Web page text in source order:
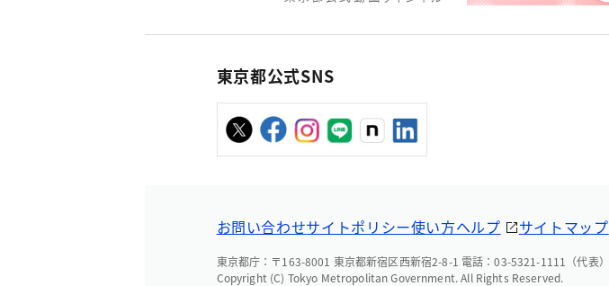
東京都公式SNS
お問い合わせサイトポリシー使い方ヘルプ サイトマップ
東京都庁：〒163-8001 東京都新宿区西新宿2-8-1 電話：03-5321-1111（代表）
Copyright (C) Tokyo Metropolitan Government. All Rights Reserved.